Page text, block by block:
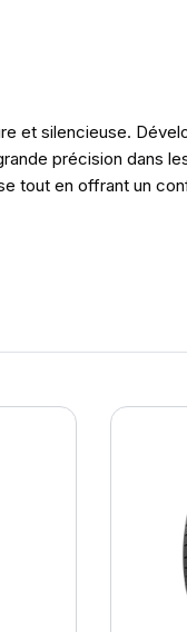
et silencieuse.
précision dans
tout en offrant un